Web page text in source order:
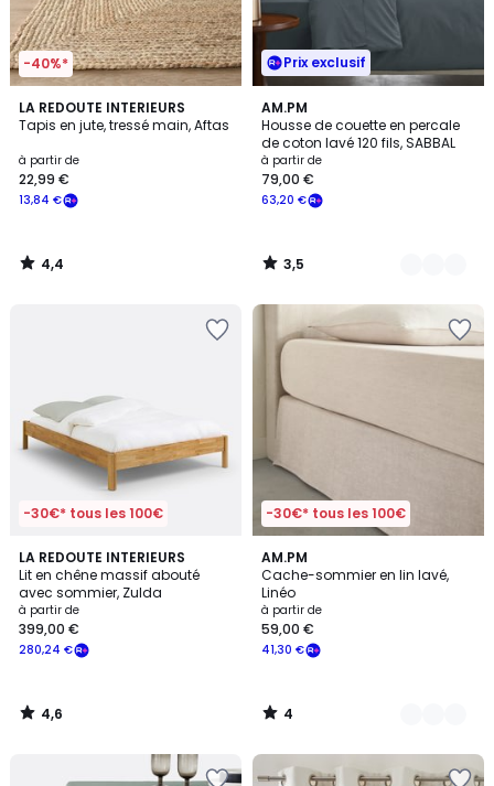
-40%*
LA REDOUTE INTERIEURS
Tapis en jute, tressé main, Aftas
à partir de
13,84 €
22,99 €
4,4
/ 5
4,4
/
Prix exclusif
AM.PM
Housse de couette en percale
de coton lavé 120 fils, SABBAL
à partir de
63,20 €
79,00 €
3,5
/ 5
10
Couleurs
3,5
/
-30€* tous les 100€
LA REDOUTE INTERIEURS
Lit en chêne massif abouté
avec sommier, Zulda
à partir de
280,24 €
399,00 €
4,6
/ 5
4,6
/
-30€* tous les 100€
AM.PM
Cache-sommier en lin lavé,
Linéo
à partir de
41,30 €
59,00 €
4
/
5
3
Couleurs
4
/